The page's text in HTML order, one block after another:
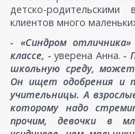
детско-
клиентов много
- «Синдром
классе, - уверена Анна. -
школьную среду,
Он ищет одобрения и
учительницы. А
которому надо
прочим, девочки в